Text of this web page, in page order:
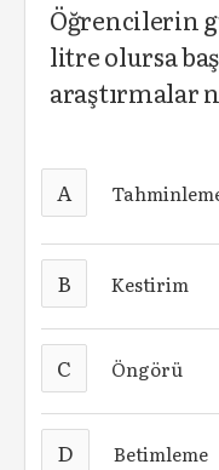
Öğrencilerin
litre olursa
araştırmalar
A
B Kestirim
C Öngörü
D Betimleme